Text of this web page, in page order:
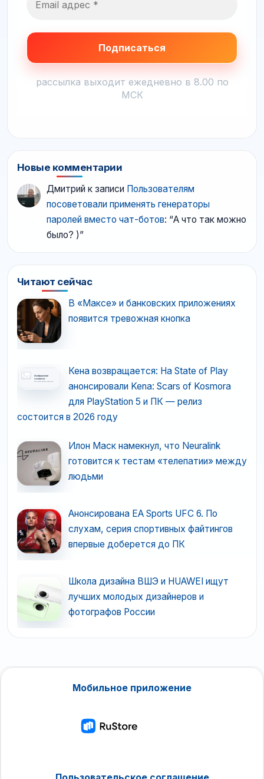
рассылка выходит ежедневно в 8.00 по
МСК
Новые комментарии
Дмитрий к записи Пользователям
посоветовали применять генераторы
паролей вместо чат-ботов: “А что так можно
было? )”
Читают сейчас
В «Максе» и банковских приложениях
появится тревожная кнопка
Кена возвращается: На State of Play
анонсировали Kena: Scars of Kosmora
для PlayStation 5 и ПК — релиз
состоится в 2026 году
Илон Маск намекнул, что Neuralink
готовится к тестам «телепатии» между
людьми
Анонсирована EA Sports UFC 6. По
слухам, серия спортивных файтингов
впервые доберется до ПК
Школа дизайна ВШЭ и HUAWEI ищут
лучших молодых дизайнеров и
фотографов России
Мобильное приложение